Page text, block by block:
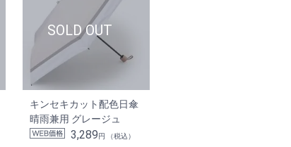
キンセキカット配色日傘
晴雨兼用 グレージュ
3,289円 （税込）